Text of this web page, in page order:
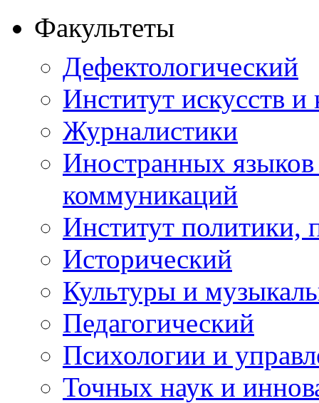
Факультеты
Дефектологический
Институт искусств
Журналистики
Иностранных
коммуникаций
Институт политики,
Исторический
Культуры и
Педагогический
Психологии и
Точных наук и